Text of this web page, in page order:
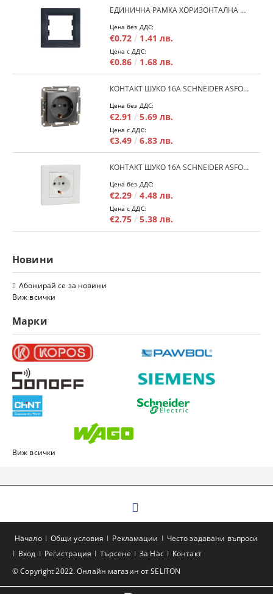
ЕДИНИЧНА РАМКА ХОРИЗОНТАЛНА SCHNEIDER ASFORA EPH5800171 - АНТРАЦИТ
Цена без ДДС:
€0.72 1.41 лв.
Цена с ДДС:
€0.86 1.68 лв.
КОНТАКТ ШУКО 16A SCHNEIDER ASFORA EPH2900171 - АНРАЦИТ
Цена без ДДС:
€2.91 5.69 лв.
Цена с ДДС:
€3.49 6.83 лв.
КОНТАКТ ШУКО 16A SCHNEIDER ASFORA EPH2900121 - БЯЛ
Цена без ДДС:
€2.29 4.48 лв.
Цена с ДДС:
€2.75 5.38 лв.
Новини
Абонирай се за новини
Виж всички
Марки
Виж всички
© Copyright 2022. Онлайн магазин от SELITON
Начало Общи условия Рекламации
Често задавани въпроси
Вход
Регистрация Търсене За Нас Контакт